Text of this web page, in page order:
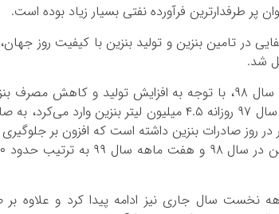
پر طرفدارترین فرآورده نفتی بسیار زیاد بوده است.
شد.
۳ میلیون لیتر در روز صادرات بنزین داشته است که افزون بر
نخست سال جاری نیز ادامه پیدا کرد و علاوه